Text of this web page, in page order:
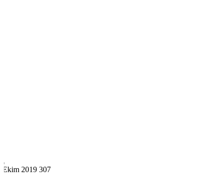
Ekim 2019 307